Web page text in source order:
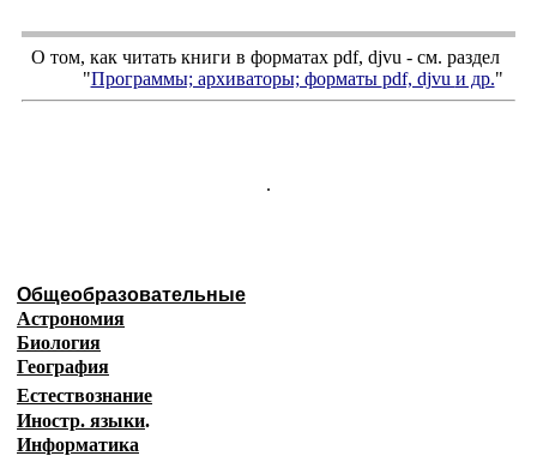
О том, как читать книги в форматах pdf, djvu - см. раздел
"Программы; архиваторы; форматы pdf, djvu и др."
.
Общеобразовательные
Астрономия
Биология
География
Естествознание
Иностр. языки.
Информатика